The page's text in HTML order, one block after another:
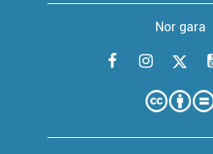
Nor gara